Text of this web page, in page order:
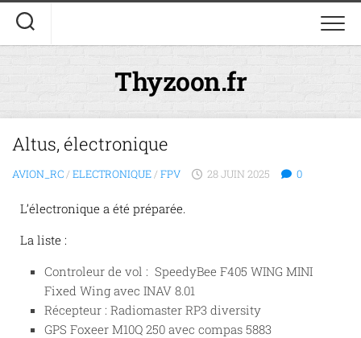
Thyzoon.fr
Altus, électronique
AVION_RC/ ELECTRONIQUE/ FPV 28 JUIN 2025 0
L’électronique a été préparée.
La liste :
Controleur de vol : SpeedyBee F405 WING MINI
Fixed Wing avec INAV 8.01
Récepteur : Radiomaster RP3 diversity
GPS Foxeer M10Q 250 avec compas 5883